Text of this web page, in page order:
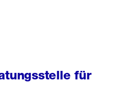
für